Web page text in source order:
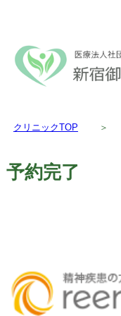
クリニックTOP ＞
予約完了